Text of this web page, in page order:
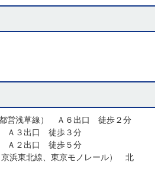
都営浅草線） Ａ６出口 徒歩２分
Ａ３出口 徒歩３分
Ａ２出口 徒歩５分
浜東北線、東京モノレール） 北